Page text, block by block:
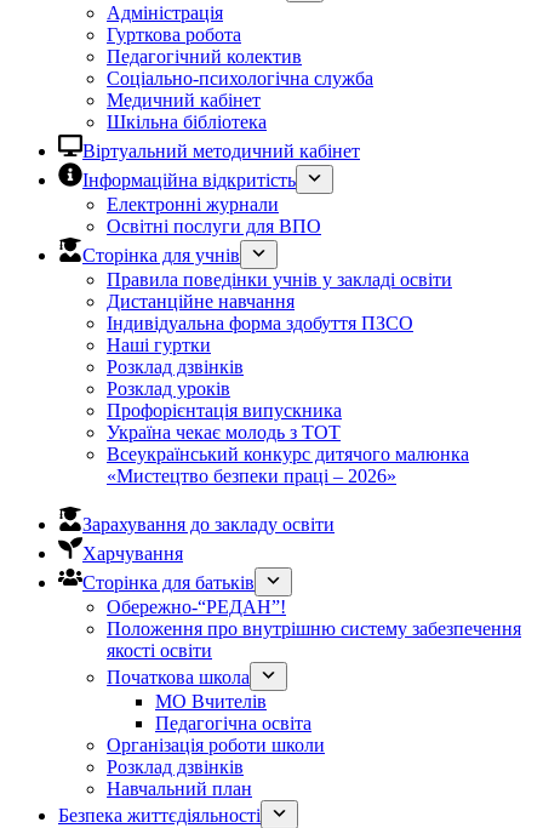
Адміністрація
Гурткова робота
Педагогічний колектив
Соціально-психологічна служба
Медичний кабінет
Шкільна бібліотека
Віртуальний методичний кабінет
Інформаційна відкритість
Електронні журнали
Освітні послуги для ВПО
Сторінка для учнів
Правила поведінки учнів у закладі освіти
Дистанційне навчання
Індивідуальна форма здобуття ПЗСО
Наші гуртки
Розклад дзвінків
Розклад уроків
Профорієнтація випускника
Україна чекає молодь з ТОТ
Всеукраїнський конкурс дитячого малюнка
«Мистецтво безпеки праці – 2026»
Зарахування до закладу освіти
Харчування
Сторінка для батьків
Обережно-“РЕДАН”!
Положення про внутрішню систему забезпечення
якості освіти
Початкова школа
МО Вчителів
Педагогічна освіта
Організація роботи школи
Розклад дзвінків
Навчальний план
Безпека життєдіяльності